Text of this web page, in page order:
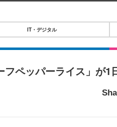
タルTOP
IT・デジタル
ペッパーライス」が1